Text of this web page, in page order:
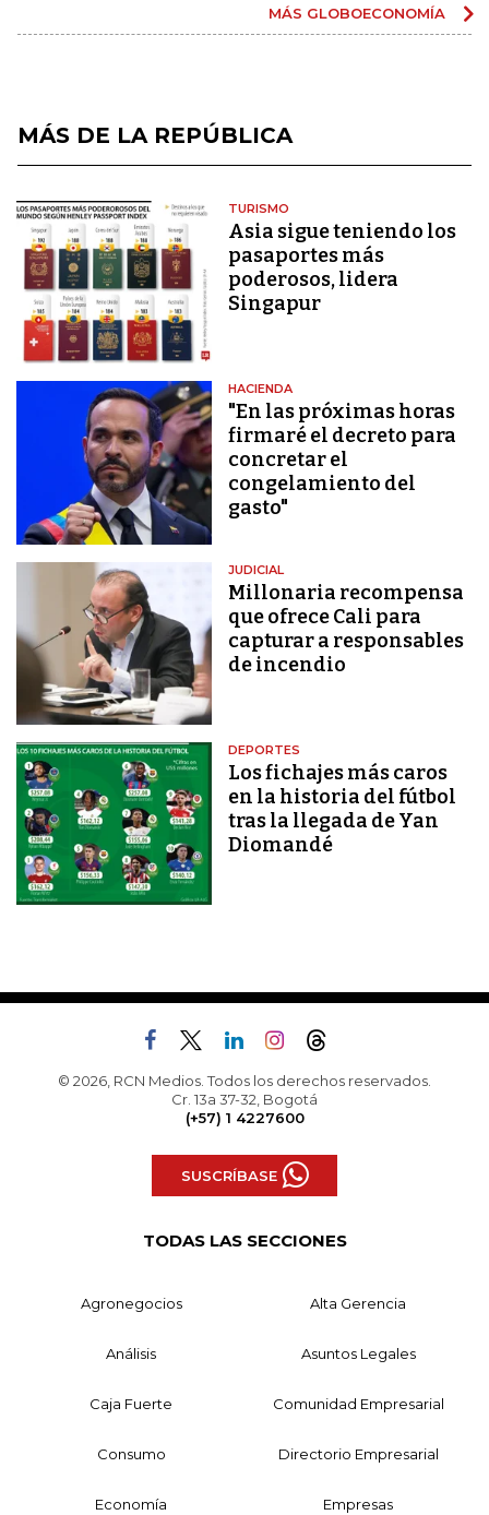
MÁS GLOBOECONOMÍA
MÁS DE LA REPÚBLICA
TURISMO
Asia sigue teniendo los
pasaportes más
poderosos, lidera
Singapur
HACIENDA
"En las próximas horas
firmaré el decreto para
concretar el
congelamiento del
gasto"
JUDICIAL
Millonaria recompensa
que ofrece Cali para
capturar a responsables
de incendio
DEPORTES
Los fichajes más caros
en la historia del fútbol
tras la llegada de Yan
Diomandé
© 2026, RCN Medios. Todos los derechos reservados.
Cr. 13a 37-32, Bogotá
(+57) 1 4227600
SUSCRÍBASE
TODAS LAS SECCIONES
Agronegocios Alta Gerencia
Análisis Asuntos Legales
Caja Fuerte Comunidad Empresarial
Consumo Directorio Empresarial
Economía Empresas